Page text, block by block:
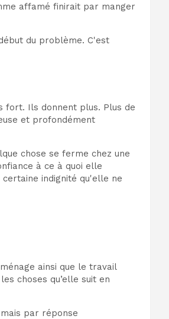
affamé finirait par manger
du problème. C'est
fort. Ils donnent plus. Plus de
et profondément
chose se ferme chez une
à ce à quoi elle
indignité qu'elle ne
ainsi que le travail
choses qu’elle suit en
par réponse